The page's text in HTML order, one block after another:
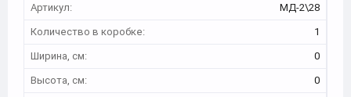
Артикул:
МД-2\28
Количество в коробке:
1
Ширина, см:
0
Высота, см:
0